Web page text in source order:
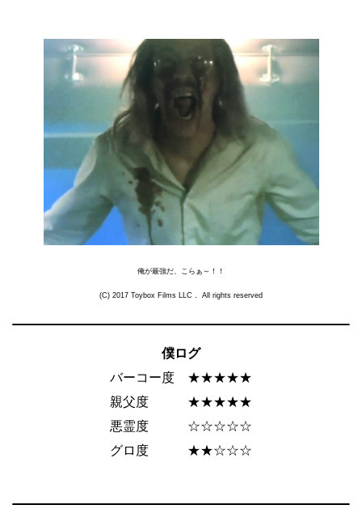
俺が最強だ、こらぁ～！！
(C) 2017 Toybox Films LLC． All rights reserved
僕ログ
バーコー度 ★★★★★
親父度 ★★★★★
悪霊度 ☆☆☆☆☆
グロ度 ★★☆☆☆